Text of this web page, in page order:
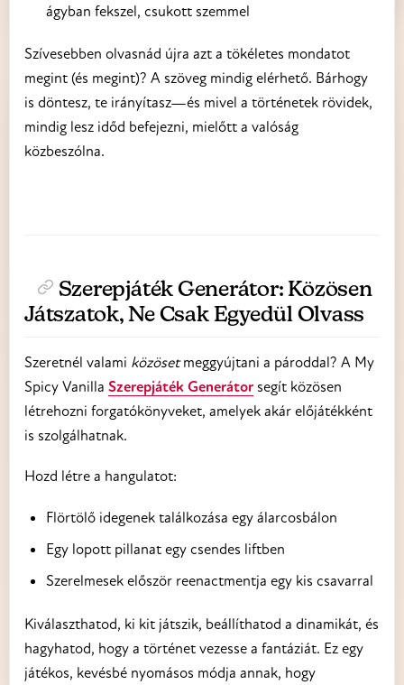
ágyban fekszel, csukott szemmel
Szívesebben olvasnád újra azt a tökéletes mondatot
megint (és megint)? A szöveg mindig elérhető. Bárhogy
is döntesz, te irányítasz—és mivel a történetek rövidek,
mindig lesz időd befejezni, mielőtt a valóság
közbeszólna.
Szerepjáték Generátor: Közösen
Játszatok, Ne Csak Egyedül Olvass
Szeretnél valami közösetmeggyújtani a pároddal? A My
Spicy Vanilla Szerepjáték Generátor segít közösen
létrehozni forgatókönyveket, amelyek akár előjátékként
is szolgálhatnak.
Hozd létre a hangulatot:
Flörtölő idegenek találkozása egy álarcosbálon
Egy lopott pillanat egy csendes liftben
Szerelmesek először reenactmentja egy kis csavarral
Kiválaszthatod, ki kit játszik, beállíthatod a dinamikát, és
hagyhatod, hogy a történet vezesse a fantáziát. Ez egy
játékos, kevésbé nyomásos módja annak, hogy